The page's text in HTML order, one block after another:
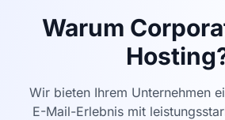
Warum
Wir bieten Ihrem Unternehmen
E-Mail-Erlebnis mit